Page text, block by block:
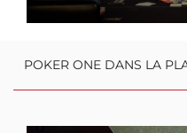
POKER ONE DANS LA